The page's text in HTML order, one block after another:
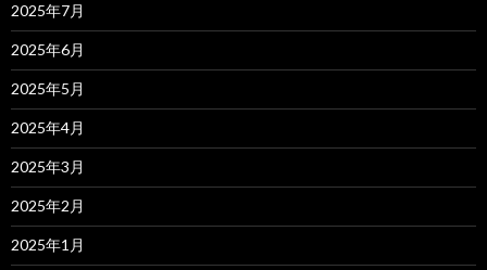
2025年7月
2025年6月
2025年5月
2025年4月
2025年3月
2025年2月
2025年1月